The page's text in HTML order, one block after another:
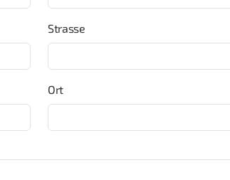
Strasse
Ort